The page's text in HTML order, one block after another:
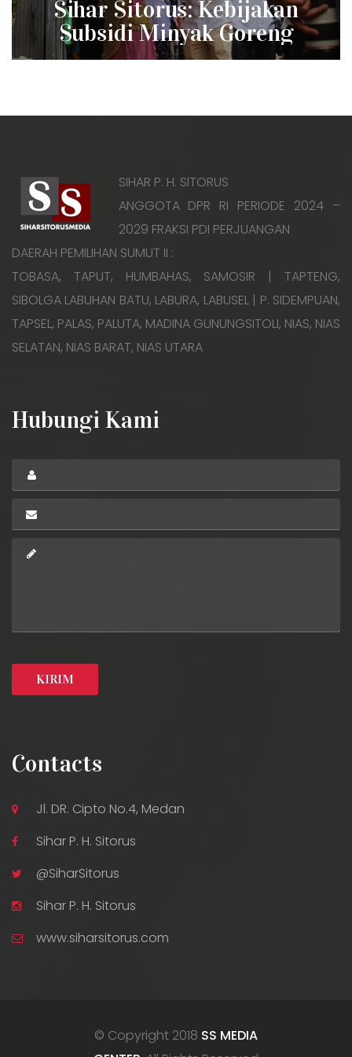
post:
Sihar Sitorus: Kebijakan
Subsidi Minyak Goreng
Tidak Efektif Bagi Rakyat
SIHAR P. H. SITORUS
ANGGOTA DPR RI PERIODE 2024 –
2029 FRAKSI PDI PERJUANGAN
DAERAH PEMILIHAN SUMUT II :
TOBASA, TAPUT, HUMBAHAS, SAMOSIR | TAPTENG,
SIBOLGA LABUHAN BATU, LABURA, LABUSEL | P. SIDEMPUAN,
TAPSEL, PALAS, PALUTA, MADINA GUNUNGSITOLI, NIAS, NIAS
SELATAN, NIAS BARAT, NIAS UTARA
Hubungi Kami
Contacts
Jl. DR. Cipto No.4, Medan
Sihar P. H. Sitorus
@SiharSitorus
Sihar P. H. Sitorus
www.siharsitorus.com
© Copyright 2018 SS MEDIA